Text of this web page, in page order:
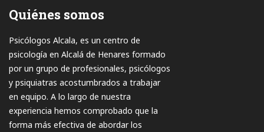
Quiénes somos
Psicólogos Alcala, es un centro de
psicología en Alcalá de Henares formado
por un grupo de profesionales, psicólogos
y psiquiatras acostumbrados a trabajar
en equipo. A lo largo de nuestra
experiencia hemos comprobado que la
forma más efectiva de abordar los